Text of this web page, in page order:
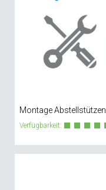
Montage Abstellstützen
Verfügbarkeit: